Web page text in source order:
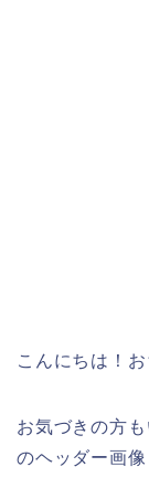
こんにちは！
お気づきの方
のヘッダー画